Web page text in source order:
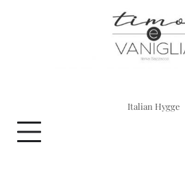
Italian Hygge